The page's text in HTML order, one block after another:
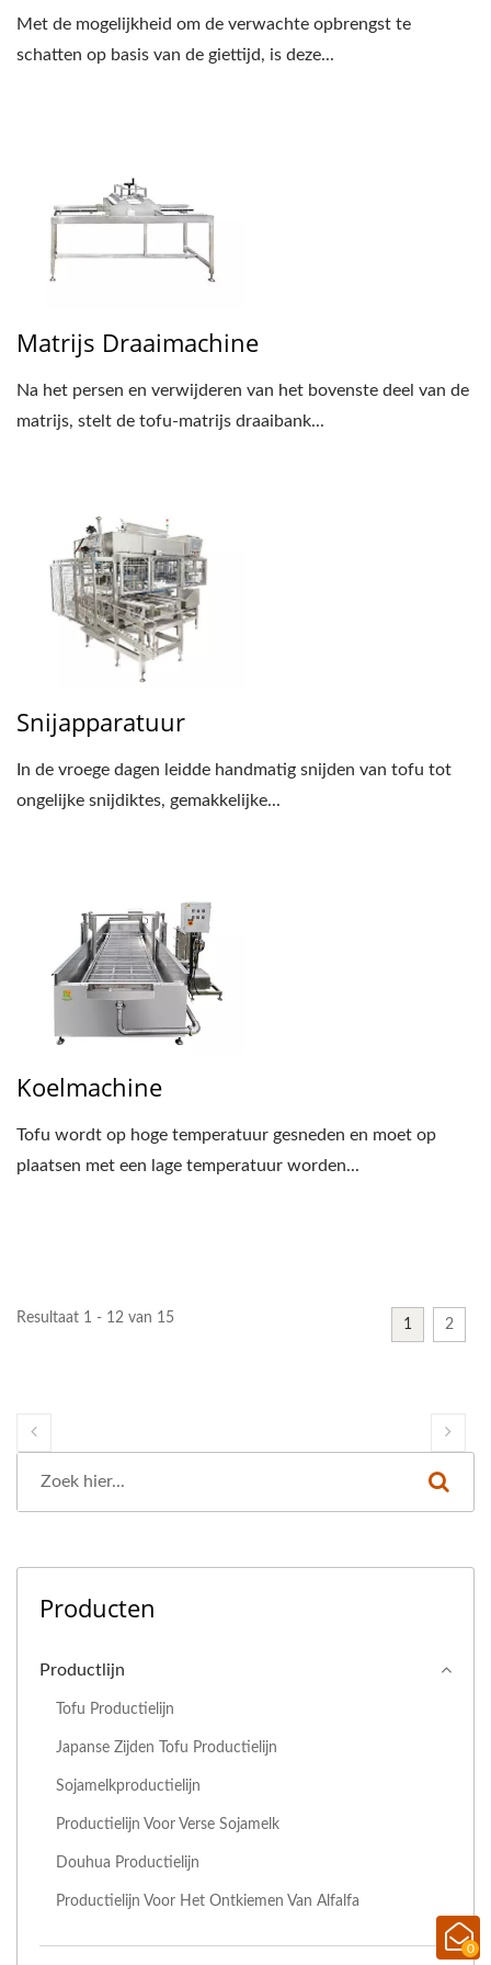
0
Met de mogelijkheid om de verwachte opbrengst te
schatten op basis van de giettijd, is deze...
Matrijs Draaimachine
Na het persen en verwijderen van het bovenste deel van de
matrijs, stelt de tofu-matrijs draaibank...
Snijapparatuur
In de vroege dagen leidde handmatig snijden van tofu tot
ongelijke snijdiktes, gemakkelijke...
Koelmachine
Tofu wordt op hoge temperatuur gesneden en moet op
plaatsen met een lage temperatuur worden...
Resultaat 1 - 12 van 15 1 2
Producten
Productlijn
Tofu Productielijn
Japanse Zijden Tofu Productielijn
Sojamelkproductielijn
Productielijn Voor Verse Sojamelk
Douhua Productielijn
Productielijn Voor Het Ontkiemen Van Alfalfa